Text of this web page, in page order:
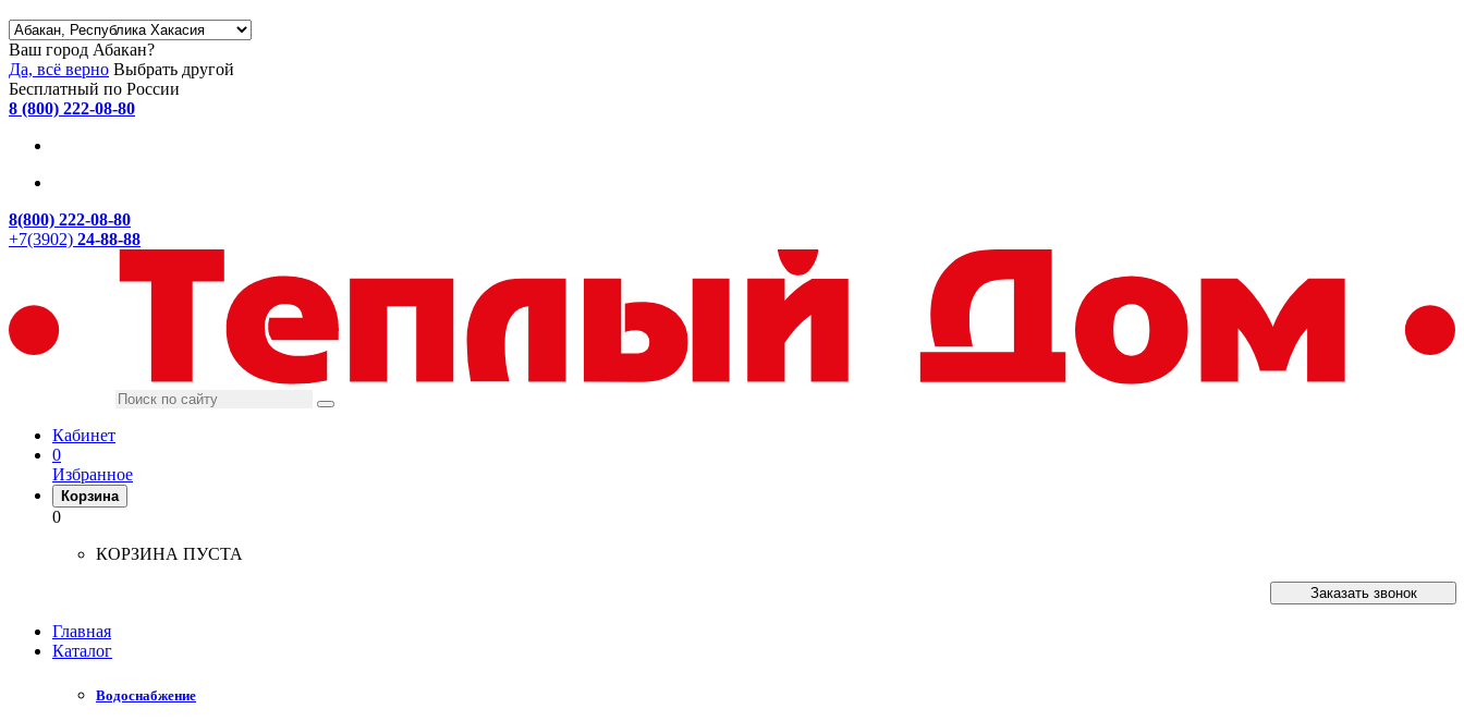
Ваш город Абакан?
Да, всё верно Выбрать другой
Бесплатный по России
8 (800) 222-08-80
8(800) 222-08-80
+7(3902) 24-88-88
Кабинет
0
Избранное
Корзина
0
КОРЗИНА ПУСТА
Заказать звонок
Главная
Каталог
Водоснабжение